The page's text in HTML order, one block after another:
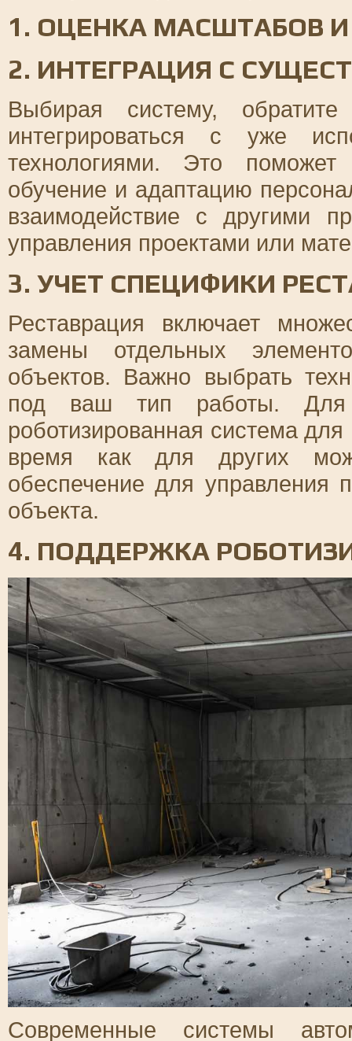
1. ОЦЕНКА МАСШТАБОВ
2. ИНТЕГРАЦИЯ С
Выбирая систему,
интегрироваться с уже
технологиями. Это
обучение и адаптацию
взаимодействие с другими
управления проектами или
3. УЧЕТ СПЕЦИФИКИ
Реставрация включает
замены отдельных
объектов. Важно выбрать
под ваш тип работы. Для
роботизированная система
время как для других
обеспечение для управления
объекта.
4. ПОДДЕРЖКА
Современные системы